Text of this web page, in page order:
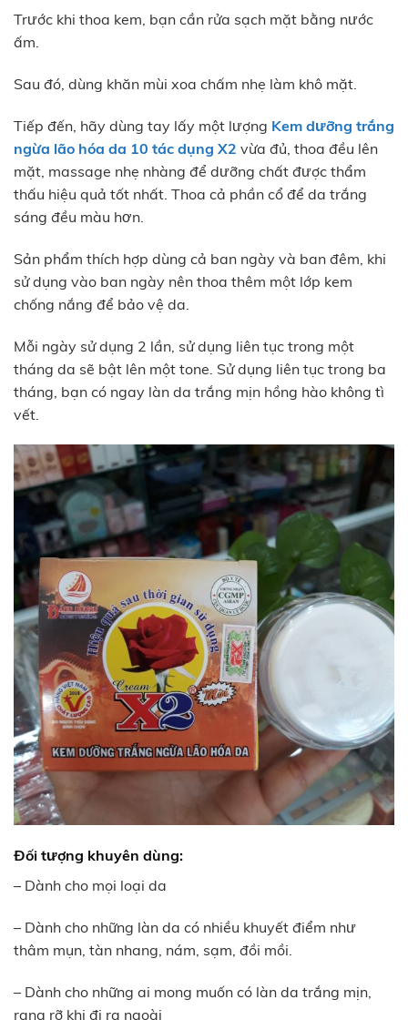
Trước khi thoa kem, bạn cần rửa sạch mặt bằng nước
ấm.
Sau đó, dùng khăn mùi xoa chấm nhẹ làm khô mặt.
Tiếp đến, hãy dùng tay lấy một lượng Kem dưỡng trắng
ngừa lão hóa da 10 tác dụng X2 vừa đủ, thoa đều lên
mặt, massage nhẹ nhàng để dưỡng chất được thẩm
thấu hiệu quả tốt nhất. Thoa cả phần cổ để da trắng
sáng đều màu hơn.
Sản phẩm thích hợp dùng cả ban ngày và ban đêm, khi
sử dụng vào ban ngày nên thoa thêm một lớp kem
chống nắng để bảo vệ da.
Mỗi ngày sử dụng 2 lần, sử dụng liên tục trong một
tháng da sẽ bật lên một tone. Sử dụng liên tục trong ba
tháng, bạn có ngay làn da trắng mịn hồng hào không tì
vết.
Đối tượng khuyên dùng:
– Dành cho mọi loại da
– Dành cho những làn da có nhiều khuyết điểm như
thâm mụn, tàn nhang, nám, sạm, đồi mồi.
– Dành cho những ai mong muốn có làn da trắng mịn,
rạng rỡ khi đi ra ngoài